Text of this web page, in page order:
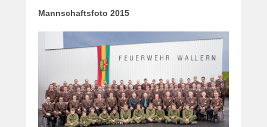
1
c
h
Mannschaftsfoto 2015